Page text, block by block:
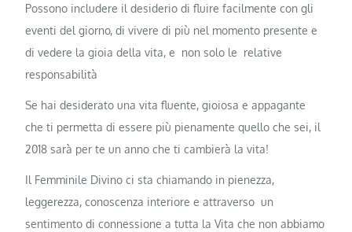
Possono includere il desiderio di fluire facilmente con gli
eventi del giorno, di vivere di più nel momento presente e
di vedere la gioia della vita, e non solo le relative
responsabilità
Se hai desiderato una vita fluente, gioiosa e appagante
che ti permetta di essere più pienamente quello che sei, il
2018 sarà per te un anno che ti cambierà la vita!
Il Femminile Divino ci sta chiamando in pienezza,
leggerezza, conoscenza interiore e attraverso un
sentimento di connessione a tutta la Vita che non abbiamo